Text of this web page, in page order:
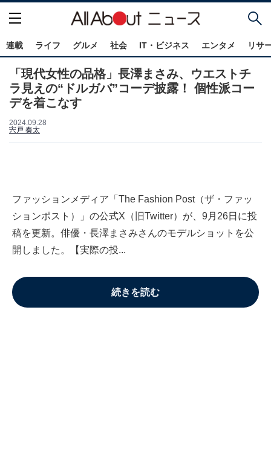
連載 ライフ グルメ 社会 IT・ビジネス エンタメ リサ
「現代女性の品格」長澤まさみ、ウエストチ
ラ見えの“ドルガバ”コーデ披露！ 個性派コー
デを着こなす
2024.09.28
宍戸 奏太
ファッションメディア「The Fashion Post（ザ・ファッ
ションポスト）」の公式X（旧Twitter）が、9月26日に投
稿を更新。俳優・長澤まさみさんのモデルショットを公
開しました。【実際の投...
続きを読む